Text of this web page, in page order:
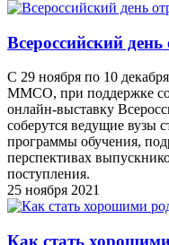
Всероссийский
С 29 ноября по 10
ММСО, при поддержке
онлайн-выставку
соберутся ведущие вузы
программы обучения,
перспективах
поступления.
25 ноября 2021
Как стать